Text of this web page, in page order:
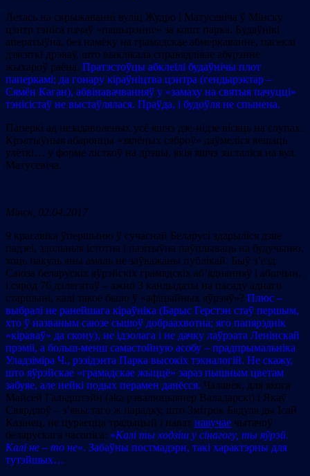
Летась на скрыжаванні вуліц Жудро і Матусевіча ў Мінску
цэнтр тэніса пачаў «пашырэнне» за кошт парка. Будаўнікі
аператыўна, без намёку на грамадскае абмеркаванне, пасеклі
дзясяткі дрэваў, што выклікала справядлівае абурэнне
жыхароў раёна. Пратэстоўцы абклеілі будаўнічы плот
паперкамі; да гонару кіраўніцтва цэнтра (гендырэктар –
Сямён Каган), абвінавачванняў у «замаху на святыя пачуцці»
тэнісістаў не выстаўлялася. Праўда, і будоўля не спынена.
Паперкі ад незадаволеных усё яшчэ дзе-нідзе вісяць на слупах.
Крэатыўныя абаронцы «зялёных сяброў» даўмеліся вешаць
улёткі… у форме лісткоў на дрэвы, якія яшчэ засталіся на вул.
Матусевіча.
Мінск, 02.04.2017
9 красавіка ўпершыню ў сучаснай Беларусі здарыліся дзве
падзеі, здольныя істотна і пазітыўна паўплываць на будучыню,
хоць пакуль яны амаль не заўважаны публікай. Быў з’езд
Саюза беларускіх яўрэйскіх грамадскіх аб’яднанняў і абшчын,
і сярод 76 дэлегатаў – ажно 3 кандыдаты на пасаду аднаго
старшыні, калі такое было ў «афіцыйных яўрэяў»? Плюс –
выбралі не ранейшага кіраўніка (Барыс Герстэн стаў першым,
хто ў названым саюзе сышоў добраахвотна; яго папярэднік
«кіраваў» да скону), не ідэолага і не дачку лаўрэата Ленінскай
прэміі, а больш-менш самастойную асобу – прадпрымальніка
Уладзіміра Ч., рэзідэнта Парка высокіх тэхналогій. Не скажу,
што яўрэйскае «грамадскае жыццё» зараз пышным цветам
забуяе, але нейкі подых перамен данёсся. Чалавек, для якога
Майсей Гальдштэйн (aka рэвалюцыянер Валадарскі) і Якаў
Свярдлоў – з’явы таго ж парадку, што Змітрок Бядуля ды Ісай
Казінец, не цураецца традыцый і нават навучае чытачоў
беларускага часопіса: «Калі ты ходзіш у сінагогу, ты яўрэй.
Калі не – то не». Забаўны постмадэрн, такі характэрны для
тутэйшых…